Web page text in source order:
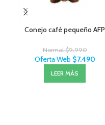
Conejo café pequeño AFP
Normal$9.990
Oferta Web $7.490
LEER MÁS